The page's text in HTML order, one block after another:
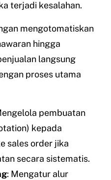
terjadi kesalahan.
mengotomatiskan
hingga
langsung
proses utama
pembuatan
kepada
sales order jika
secara sistematis.
: Mengatur alur